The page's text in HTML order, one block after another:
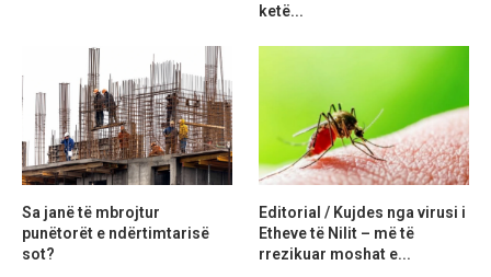
ketë...
Sa janë të mbrojtur
punëtorët e ndërtimtarisë
sot?
Editorial / Kujdes nga virusi i
Etheve të Nilit – më të
rrezikuar moshat e...